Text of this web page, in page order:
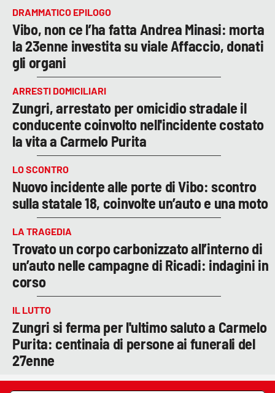
DRAMMATICO EPILOGO
Vibo, non ce l’ha fatta Andrea Minasi: morta
la 23enne investita su viale Affaccio, donati
gli organi
ARRESTI DOMICILIARI
Zungri, arrestato per omicidio stradale il
conducente coinvolto nell'incidente costato
la vita a Carmelo Purita
LO SCONTRO
Nuovo incidente alle porte di Vibo: scontro
sulla statale 18, coinvolte un’auto e una moto
LA TRAGEDIA
Trovato un corpo carbonizzato all’interno di
un’auto nelle campagne di Ricadi: indagini in
corso
IL LUTTO
Zungri si ferma per l'ultimo saluto a Carmelo
Purita: centinaia di persone ai funerali del
27enne